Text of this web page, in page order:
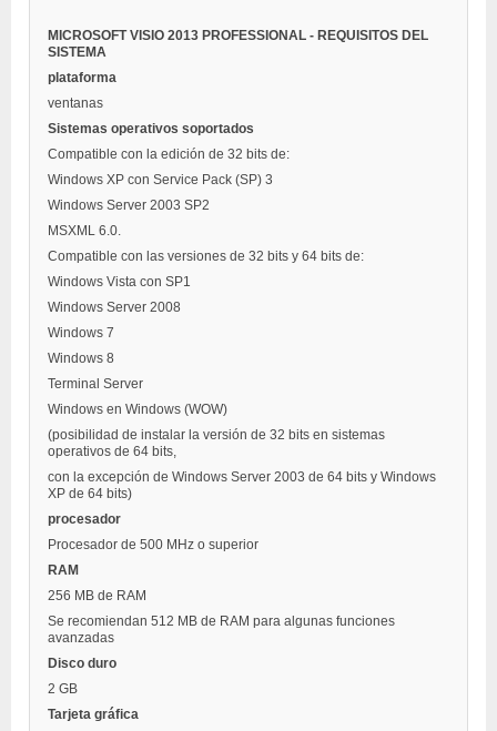
MICROSOFT VISIO 2013 PROFESSIONAL - REQUISITOS DEL
SISTEMA
plataforma
ventanas
Sistemas operativos soportados
Compatible con la edición de 32 bits de:
Windows XP con Service Pack (SP) 3
Windows Server 2003 SP2
MSXML 6.0.
Compatible con las versiones de 32 bits y 64 bits de:
Windows Vista con SP1
Windows Server 2008
Windows 7
Windows 8
Terminal Server
Windows en Windows (WOW)
(posibilidad de instalar la versión de 32 bits en sistemas
operativos de 64 bits,
con la excepción de Windows Server 2003 de 64 bits y Windows
XP de 64 bits)
procesador
Procesador de 500 MHz o superior
RAM
256 MB de RAM
Se recomiendan 512 MB de RAM para algunas funciones
avanzadas
Disco duro
2 GB
Tarjeta gráfica